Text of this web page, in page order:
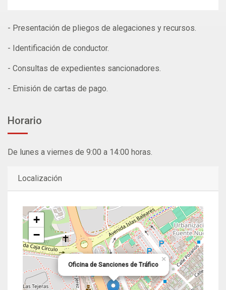
- Presentación de pliegos de alegaciones y recursos.
- Identificación de conductor.
- Consultas de expedientes sancionadores.
- Emisión de cartas de pago.
Horario
De lunes a viernes de 9:00 a 14:00 horas.
Localización
Oficina de Sanciones de Tráfico
×
+
−